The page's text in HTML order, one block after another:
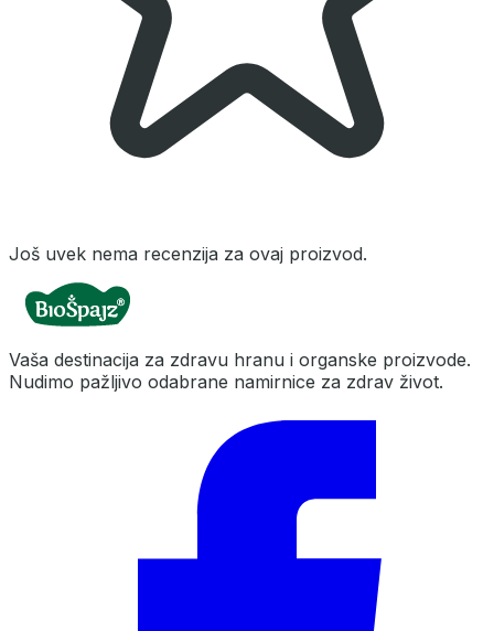
Još uvek nema recenzija za ovaj proizvod.
Vaša destinacija za zdravu hranu i organske proizvode.
Nudimo pažljivo odabrane namirnice za zdrav život.